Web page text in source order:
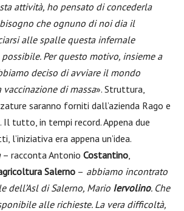
attività, ho pensato di concederla
bisogno che ognuno di noi dia il
alle spalle questa infernale
Per questo motivo, insieme a
deciso di avviare il mondo
di massa». Struttura,
saranno forniti dall’azienda Rago e
Il tutto, in tempi record. Appena due
l’iniziativa era appena un’idea.
– racconta Antonio Costantino,
Salerno – abbiamo incontrato
dell’Asl di Salerno, Mario Iervolino. Che
alle richieste. La vera difficoltà,